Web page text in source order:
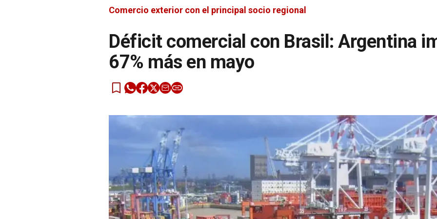
Comercio exterior con el principal socio regional
Déficit comercial con Brasil: Argentina
67% más en mayo